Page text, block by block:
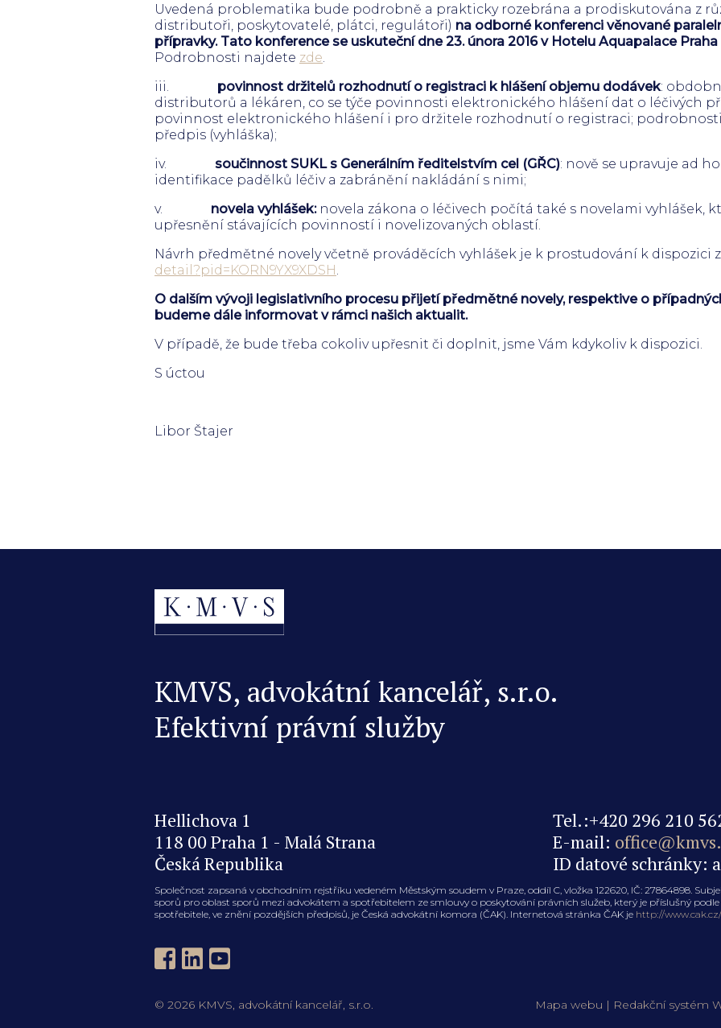
Uvedená problematika bude podrobně a prakticky rozebrána a prodiskutována z
distributoři, poskytovatelé, plátci, regulátoři) na odborné konferenci věnované
přípravky. Tato konference se uskuteční dne 23. února 2016 v Hotelu Aquapalace Praha
Podrobnosti najdete zde
iii. povinnost držitelů rozhodnutí o registraci k hlášení objemu dodávek:
distributorů a lékáren, co se týče povinnosti elektronického hlášení dat o léčivých
povinnost elektronického hlášení i pro držitele rozhodnutí o registraci;
předpis (vyhláška);
iv. součinnost SUKL s Generálním ředitelstvím cel (GŘC): nově se upravuje ad
identifikace padělků léčiv a zabránění nakládání s nimi;
v. novela vyhlášek:novela zákona o léčivech počítá také s novelami vyhlášek,
upřesnění stávajících povinností i novelizovaných oblastí.
Návrh předmětné novely včetně prováděcích vyhlášek je k prostudování k dispozici
detail?pid=KORN9YX9XDSH
O dalším vývoji legislativního procesu přijetí předmětné novely, respektive o
budeme dále informovat v rámci našich aktualit.
V případě, že bude třeba cokoliv upřesnit či doplnit, jsme Vám kdykoliv k dispozici.
S úctou
Libor Štajer
KMVS, advokátní kancelář, s.r.o.
Efektivní právní služby
Hellichova 1
118 00 Praha 1 - Malá Strana
Česká Republika
Tel.:+420 296 210
E-mail:
ID datové schránky:
Společnost zapsaná v obchodním rejstříku vedeném Městským soudem v Praze, oddíl C, vložka 122620, IČ: 27864898.
sporů pro oblast sporů mezi advokátem a spotřebitelem ze smlouvy o poskytování právních služeb, který je příslušný podle
spotřebitele, ve znění pozdějších předpisů, je Česká advokátní komora (ČAK). Internetová stránka ČAK je http://www.cak.cz/
© 2026 KMVS, advokátní kancelář, s.r.o. Mapa webu | Redakční systém